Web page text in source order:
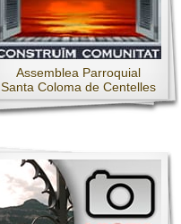
Assemblea Parroquial
Santa Coloma de Centelles